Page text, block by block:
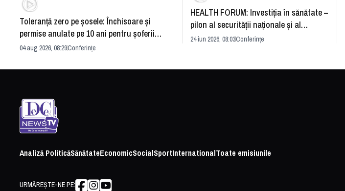
Toleranță zero pe șosele: Închisoare și
permise anulate pe 10 ani pentru șoferii
iresponsabili
04 aug 2026, 08:29Conferințe
HEALTH FORUM: Investiția în sănătate –
pilon al securității naționale și al
dezvoltării economice
24 iun 2026, 08:03Conferințe
Analiză PoliticăSănătateEconomicSocialSportInternationalToate emisiunile
URMĂREȘTE-NE PE: